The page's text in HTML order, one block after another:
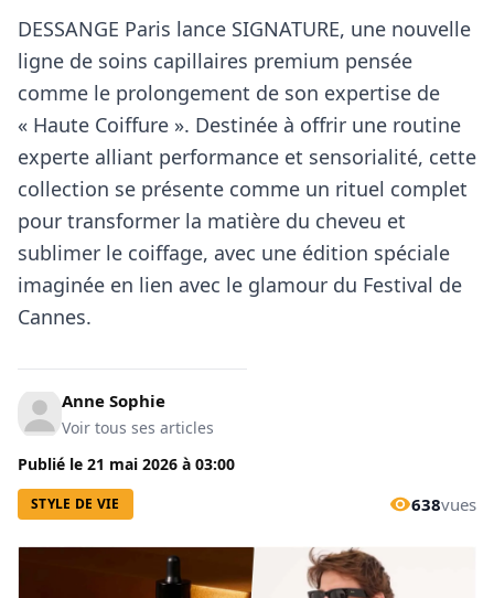
DESSANGE Paris lance SIGNATURE, une nouvelle
ligne de soins capillaires premium pensée
comme le prolongement de son expertise de
« Haute Coiffure ». Destinée à offrir une routine
experte alliant performance et sensorialité, cette
collection se présente comme un rituel complet
pour transformer la matière du cheveu et
sublimer le coiffage, avec une édition spéciale
imaginée en lien avec le glamour du Festival de
Cannes.
Anne Sophie
Voir tous ses articles
Publié le 21 mai 2026 à 03:00
STYLE DE VIE 638vues